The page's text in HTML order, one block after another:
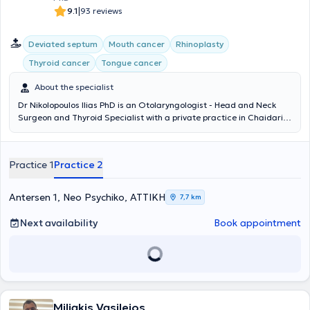
9.1|93 reviews
Deviated septum Mouth cancer
Rhinoplasty
Thyroid cancer
Tongue cancer
About the specialist
Dr Nikolopoulos Ilias PhD is an Otolaryngologist - Head and Neck
Surgeon and Thyroid Specialist with a private practice in Chaidari.
the Psychiko Medical Center since 2011. He holds a Doctorate in
as well as a medical degree from the same institution. He has
received multiple specializations in Otolaryngology and Surgery, as
well as in Pediatric Otolaryngology. He actively participates as a
speaker at medical conferences and continuously follows all
developments in his field of expertise.
Practice 1Practice 2
Antersen 1, Neo Psychiko, ΑΤΤΙΚΗ 7,7 km
Next availability Book appointment
Miliakis Vasileios